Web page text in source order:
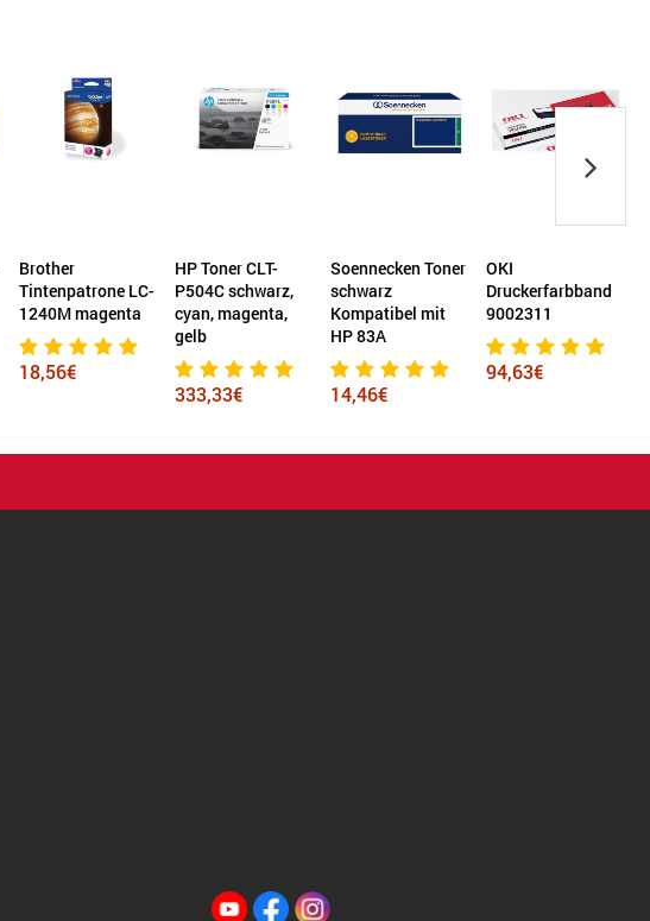
Brother
Tintenpatrone LC-
1240M magenta
18,56€
HP Toner CLT-
P504C schwarz,
cyan, magenta,
gelb
333,33€
Soennecken Toner
schwarz
Kompatibel mit
HP 83A
14,46€
OKI
Druckerfarbband
9002311
94,63€